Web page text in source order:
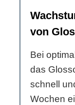
von
Bei
das
schnell
Wochen